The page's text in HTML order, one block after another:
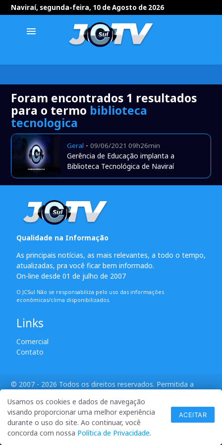
Naviraí, segunda-feira, 10 de Agosto de 2026
menu
Foram encontrados 1 resultados
para o termo biblioteca
tecnologica
Geral -09/06/2021 09h26min
Gerência de Educação implanta a
Biblioteca Tecnológica de Naviraí
Qualidade na Informação
As principais notícias, as mais relevantes, a todo o tempo,
atualizadas, pra você ficar bem informado.
On-line desde 01 de julho de 2007
O JCSul Não se responsabiliza pelo uso das informações
econômicas/clima disponibilizados.
Links
Comercial
Contato
© 2007 - 2026 Todos os direitos reservados. Permitida a
desenvolvido por ANSIM
Usamos os cookies e dados de navegação
visando proporcionar uma melhor experiência
durante o uso do site. Ao continuar, você
concorda com nossa Política de Privacidade.
ACEITAR